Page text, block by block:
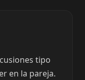
tipo
en la pareja.